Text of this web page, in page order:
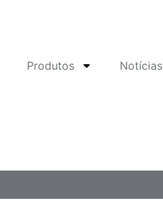
Produtos Notícias